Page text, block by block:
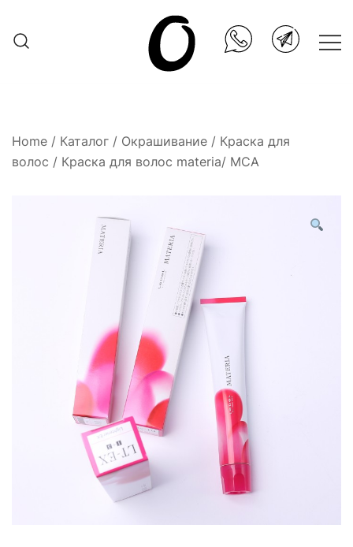
content
Home / Каталог / Окрашивание / Краска для
волос / Краска для волос materia/ MCA